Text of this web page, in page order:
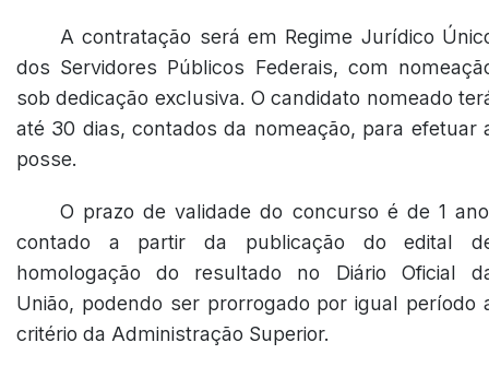
A contratação será em Regime Jurídico
dos Servidores Públicos Federais, com
sob dedicação exclusiva. O candidato nomeado
até 30 dias, contados da nomeação, para efetuar
posse.
O prazo de validade do concurso é de 1
contado a partir da publicação do edital
homologação do resultado no Diário Oficial
União, podendo ser prorrogado por igual período
critério da Administração Superior.